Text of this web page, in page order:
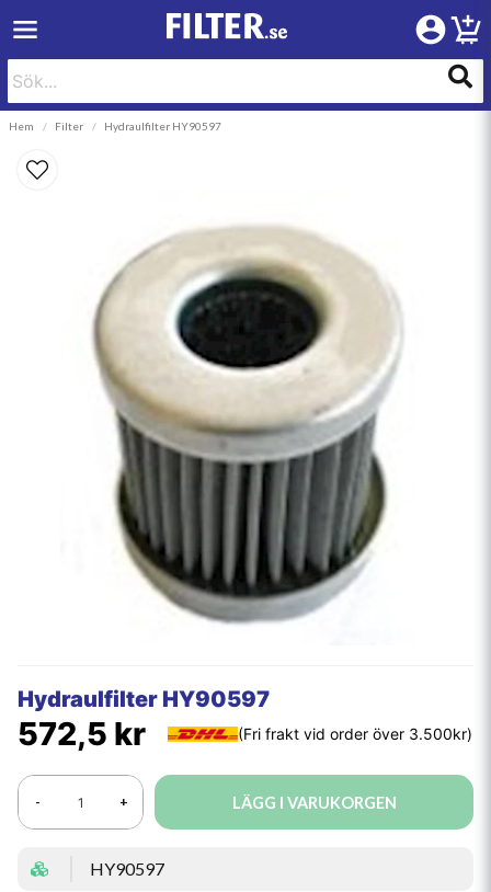
Hem Filter Hydraulfilter HY90597
Hydraulfilter HY90597
572,5 kr
- + LÄGG I VARUKORGEN
HY90597